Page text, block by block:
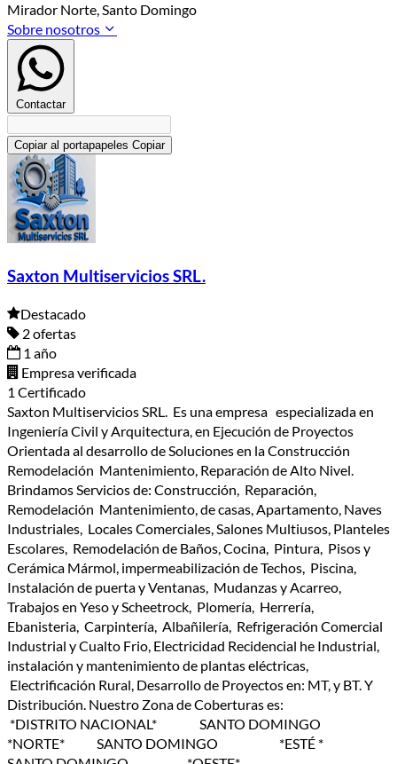
Mirador Norte, Santo Domingo
Sobre nosotros
Contactar
Copiar al portapapeles Copiar
Saxton Multiservicios SRL.
Destacado
2 ofertas
1 año
Empresa verificada
1 Certificado
Saxton Multiservicios SRL. Es una empresa especializada en
Ingeniería Civil y Arquitectura, en Ejecución de Proyectos
Orientada al desarrollo de Soluciones en la Construcción
Remodelación Mantenimiento, Reparación de Alto Nivel.
Brindamos Servicios de: Construcción, Reparación,
Remodelación Mantenimiento, de casas, Apartamento, Naves
Industriales, Locales Comerciales, Salones Multiusos, Planteles
Escolares, Remodelación de Baños, Cocina, Pintura, Pisos y
Cerámica Mármol, impermeabilización de Techos, Piscina,
Instalación de puerta y Ventanas, Mudanzas y Acarreo,
Trabajos en Yeso y Scheetrock, Plomería, Herrería,
Ebanisteria, Carpintería, Albañilería, Refrigeración Comercial
Industrial y Cualto Frio, Electricidad Recidencial he Industrial,
instalación y mantenimiento de plantas eléctricas,
Electrificación Rural, Desarrollo de Proyectos en: MT, y BT. Y
Distribución. Nuestro Zona de Coberturas es:
*DISTRITO NACIONAL* SANTO DOMINGO
*NORTE* SANTO DOMINGO *ESTÉ *